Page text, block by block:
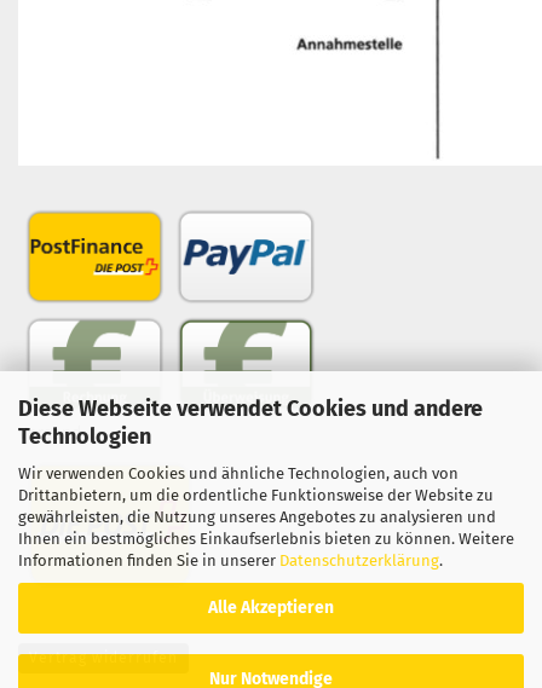
Diese Webseite verwendet Cookies und andere
Technologien
Wir verwenden Cookies und ähnliche Technologien, auch von
Drittanbietern, um die ordentliche Funktionsweise der Website zu
gewährleisten, die Nutzung unseres Angebotes zu analysieren und
Ihnen ein bestmögliches Einkaufserlebnis bieten zu können. Weitere
Informationen finden Sie in unserer Datenschutzerklärung.
Alle Akzeptieren
Nur Notwendige
Versand
Vertrag widerrufen